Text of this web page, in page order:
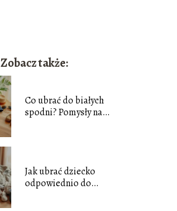
Zobacz także:
Co ubrać do białych
spodni? Pomysły na
Jak ubrać dziecko
odpowiednio do